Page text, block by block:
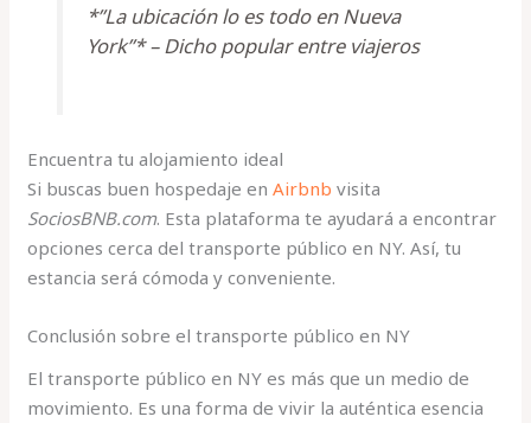
*”La ubicación lo es todo en Nueva
York”* – Dicho popular entre viajeros
Encuentra tu alojamiento ideal
Si buscas buen hospedaje enAirbnb visita
SociosBNB.com. Esta plataforma te ayudará a encontrar
opciones cerca del transporte público en NY. Así, tu
estancia será cómoda y conveniente.
Conclusión sobre el transporte público en NY
El transporte público en NY es más que un medio de
movimiento. Es una forma de vivir la auténtica esencia